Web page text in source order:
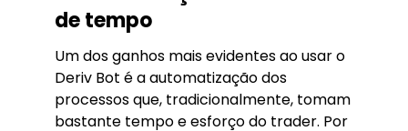
de tempo
Um dos ganhos mais evidentes ao usar o
Deriv Bot é a automatização dos
processos que, tradicionalmente, tomam
bastante tempo e esforço do trader. Por